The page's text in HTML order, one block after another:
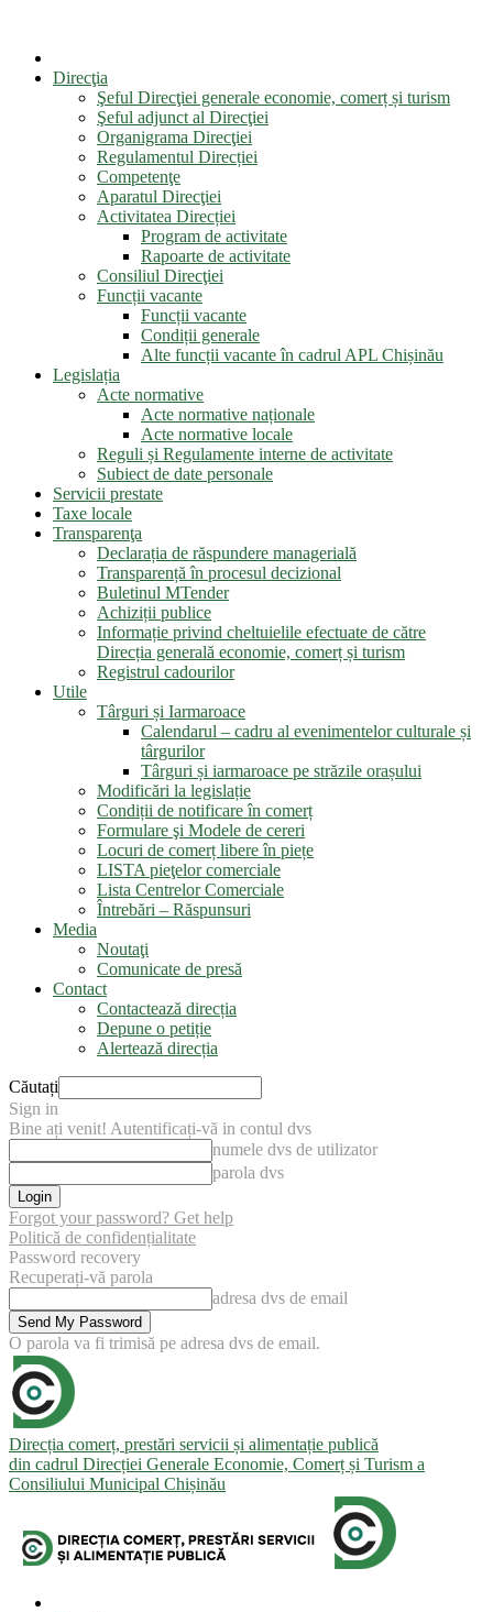
Direcţia
Şeful Direcţiei generale economie, comerț și turism
Şeful adjunct al Direcţiei
Organigrama Direcţiei
Regulamentul Direcției
Competenţe
Aparatul Direcţiei
Activitatea Direcției
Program de activitate
Rapoarte de activitate
Consiliul Direcţiei
Funcții vacante
Funcții vacante
Condiții generale
Alte funcții vacante în cadrul APL Chișinău
Legislația
Acte normative
Acte normative naționale
Acte normative locale
Reguli și Regulamente interne de activitate
Subiect de date personale
Servicii prestate
Taxe locale
Transparenţa
Declarația de răspundere managerială
Transparență în procesul decizional
Buletinul MTender
Achiziții publice
Informație privind cheltuielile efectuate de către
Direcția generală economie, comerț și turism
Registrul cadourilor
Utile
Târguri și Iarmaroace
Calendarul – cadru al evenimentelor culturale și
târgurilor
Târguri și iarmaroace pe străzile orașului
Modificări la legislație
Condiții de notificare în comerț
Formulare şi Modele de cereri
Locuri de comerț libere în piețe
LISTA pieţelor comerciale
Lista Centrelor Comerciale
Întrebări – Răspunsuri
Media
Noutaţi
Comunicate de presă
Contact
Contactează direcția
Depune o petiție
Alertează direcția
Căutați
Sign in
Bine ați venit! Autentificați-vă in contul dvs
numele dvs de utilizator
parola dvs
Forgot your password? Get help
Politică de confidențialitate
Password recovery
Recuperați-vă parola
adresa dvs de email
O parola va fi trimisă pe adresa dvs de email.
Direcția comerț, prestări servicii și alimentație publică
din cadrul Direcției Generale Economie, Comerț și Turism a
Consiliului Municipal Chișinău